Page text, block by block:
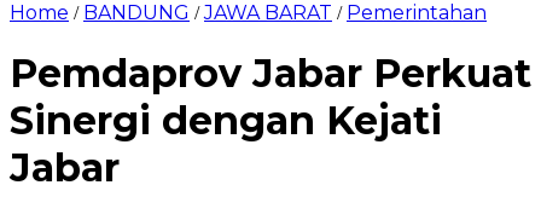
Home / BANDUNG /JAWA BARAT / Pemerintahan
Pemdaprov Jabar Perkuat
Sinergi dengan Kejati
Jabar